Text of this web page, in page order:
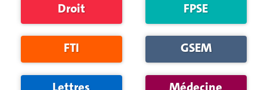
Droit FPSE
FTI GSEM